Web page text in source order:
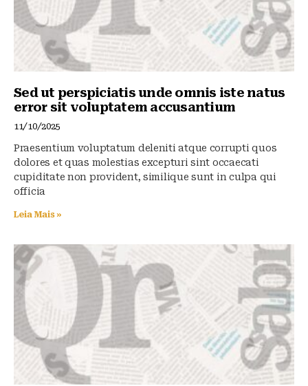
Sed ut perspiciatis unde omnis iste natus
error sit voluptatem accusantium
11/10/2025
Praesentium voluptatum deleniti atque corrupti quos
dolores et quas molestias excepturi sint occaecati
cupiditate non provident, similique sunt in culpa qui
officia
Leia Mais »